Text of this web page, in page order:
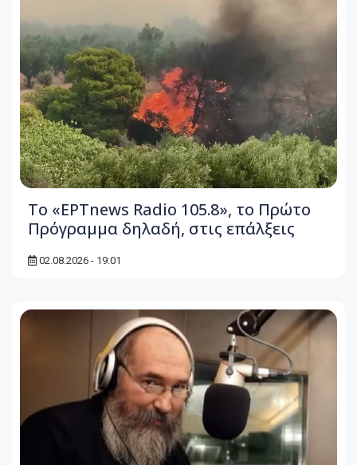
Το «ΕΡΤnews Radio 105.8», το Πρώτο
Πρόγραμμα δηλαδή, στις επάλξεις
02.08.2026 - 19:01